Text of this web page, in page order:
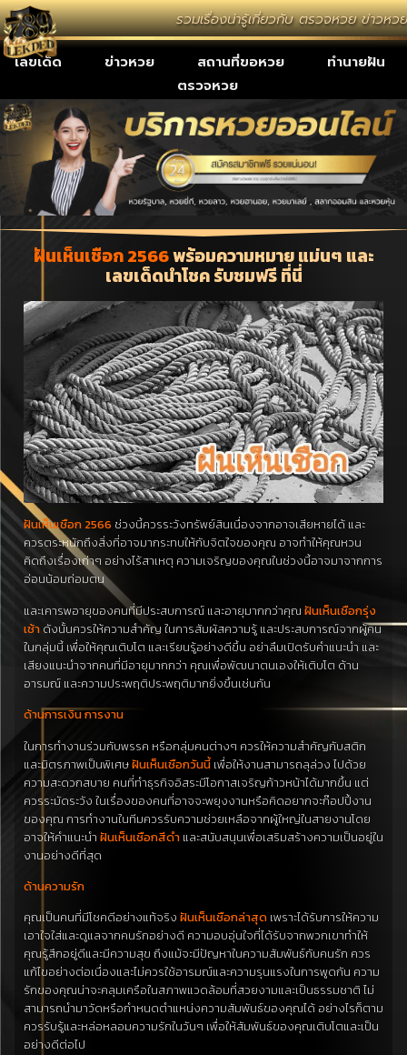
รวมเรื่องน่ารู้เกี่ยวกับ ตรวจหวย ข่าวหว
เลขเด็ด ข่าวหวย สถานที่ขอหวย
ทำนายฝัน
ตรวจหวย
ฝันเห็นเชือก 2566พร้อมความหมาย แม่นๆ และ
เลขเด็ดนำโชค รับชมฟรี ที่นี่
ฝันเห็นเชือก 2566 ช่วงนี้ควรระวังทรัพย์สินเนื่องจากอาจเสียหายได้ และ
ควรตระหนักถึงสิ่งที่อาจมากระทบให้กับจิตใจของคุณ อาจทำให้คุณหวน
คิดถึงเรื่องเก่าๆ อย่างไร้สาเหตุ ความเจริญของคุณในช่วงนี้อาจมาจากการ
อ่อนน้อมถ่อมตน
และเคารพอายุของคนที่มีประสบการณ์ และอายุมากกว่าคุณ ฝันเห็นเชือกรุ่ง
เช้า ดังนั้นควรให้ความสำคัญ ในการสัมผัสความรู้ และประสบการณ์จากผู้คน
ในกลุ่มนี้ เพื่อให้คุณเติบโต และเรียนรู้อย่างดีขึ้น อย่าลืมเปิดรับคำแนะนำ และ
เสียงแนะนำจากคนที่มีอายุมากกว่า คุณเพื่อพัฒนาตนเองให้เติบโต ด้าน
อารมณ์ และความประพฤติประพฤติมากยิ่งขึ้นเช่นกัน
ด้านการเงิน การงาน
ในการทำงานร่วมกับพรรค หรือกลุ่มคนต่างๆ ควรให้ความสำคัญกับสติก
และมิตรภาพเป็นพิเศษฝันเห็นเชือกวันนี้ เพื่อให้งานสามารถลุล่วง ไปด้วย
ความสะดวกสบาย คนที่ทำธุรกิจอิสระมีโอกาสเจริญก้าวหน้าได้มากขึ้น แต่
ควรระมัดระวัง ในเรื่องของคนที่อาจจะพยุงงานหรือคิดอยากจะก๊อปปี้งาน
ของคุณ การทำงานในทีมควรรับความช่วยเหลือจากผู้ใหญ่ในสายงานโดย
อาจให้คำแนะนำ ฝันเห็นเชือกสีดำ และสนับสนุนเพื่อเสริมสร้างความเป็นอยู่ใน
งานอย่างดีที่สุด
ด้านความรัก
คุณเป็นคนที่มีโชคดีอย่างแท้จริง ฝันเห็นเชือกล่าสุด เพราะได้รับการให้ความ
เอาใจใส่และดูแลจากคนรักอย่างดี ความอบอุ่นใจที่ได้รับจากพวกเขาทำให้
คุณรู้สึกอยู่ดีและมีความสุข ถึงแม้จะมีปัญหาในความสัมพันธ์กับคนรัก ควร
แก้ไขอย่างต่อเนื่องและไม่ควรใช้อารมณ์และความรุนแรงในการพูดกัน ความ
รักของคุณน่าจะคลุมเครือในสภาพแวดล้อมที่สวยงามและเป็นธรรมชาติ ไม่
สามารถนำมาวัดหรือกำหนดตำแหน่งความสัมพันธ์ของคุณได้ อย่างไรก็ตาม
ควรรับรู้และหล่อหลอมความรักในวันๆ เพื่อให้สัมพันธ์ของคุณเติบโตและเป็น
อย่างดีต่อไป